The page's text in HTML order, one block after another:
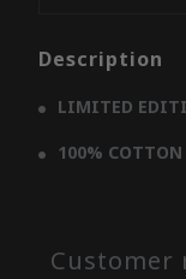
Description
LIMITED
100% COTTON
Customer